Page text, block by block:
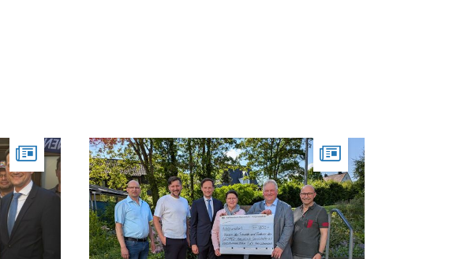
Anfahrt
Kontakt
Partner
Sicherheitsbeauftragter für Medizinprodukte